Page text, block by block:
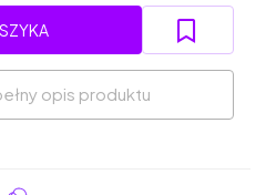
opis produktu